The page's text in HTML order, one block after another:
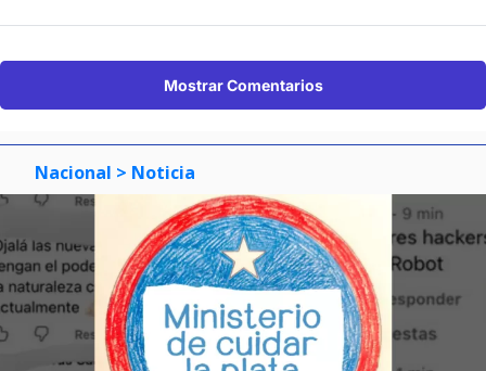
Mostrar Comentarios
Nacional > Noticia